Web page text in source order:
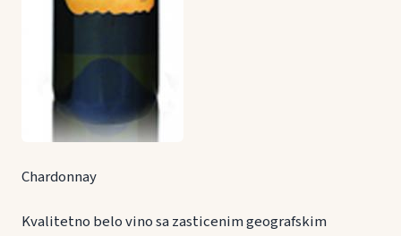
Chardonnay
Kvalitetno belo vino sa zasticenim geografskim